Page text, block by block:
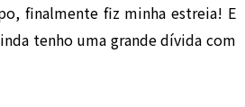
finalmente fiz minha estreia! E
tenho uma grande dívida com